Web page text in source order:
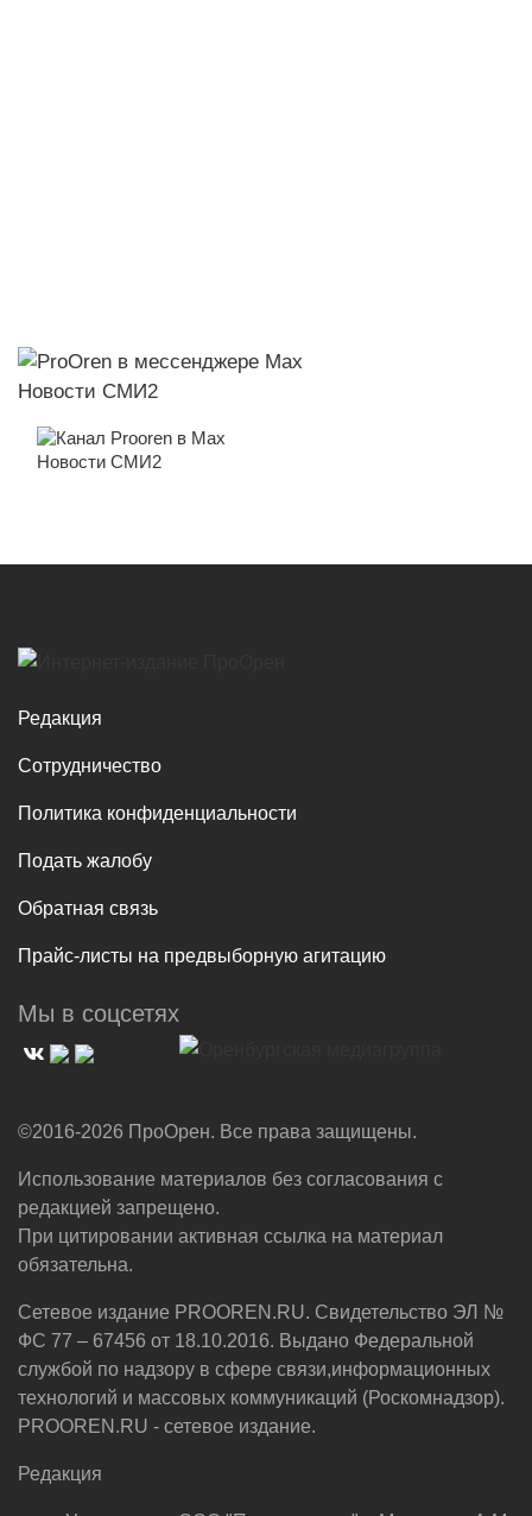
Новости СМИ2
Новости СМИ2
Редакция
Сотрудничество
Политика конфиденциальности
Подать жалобу
Обратная связь
Прайс-листы на предвыборную агитацию
Мы в соцсетях
©2016-2026 ПроОрен. Все права защищены.
Использование материалов без согласования с
редакцией запрещено.
При цитировании активная ссылка на материал
обязательна.
Сетевое издание PROOREN.RU. Свидетельство ЭЛ №
ФС 77 – 67456 от 18.10.2016. Выдано Федеральной
службой по надзору в сфере связи,информационных
технологий и массовых коммуникаций (Роскомнадзор).
PROOREN.RU - сетевое издание.
Редакция